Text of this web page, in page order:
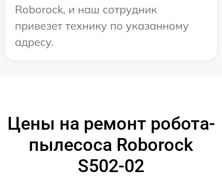
Roborock, и наш сотрудник
привезет технику по указанному
адресу.
Цены на ремонт робота-
пылесоса Roborock
S502-02